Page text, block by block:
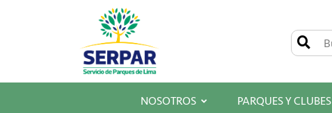
SERPAR
–
Servicio
de
Parques
de
NOSOTROS PARQUES Y CLUBES